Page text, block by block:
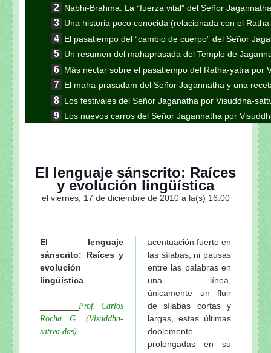
Nabhi-Brahma: La “fuerza vital” del Señor
Una historia poco conocida (relacionada con el
El pasatiempo del “cambio de cuerpo” del Señor
Un resumen del mahaprasada del Templo de
Más néctar sobre el pasatiempo del Ratha-yatra por
El maha-prasadam del Señor Jagannatha y una
Los festivales del Señor Jaganatha por Visuddha-
Los nuevos carros del Señor Jagannatha por
Continuación de la nota anterior: Jaganatha Puri
Continuación de la nota anterior: Aunque
Continuación de la nota anterior: “El encuentro en
esotérico del Ratha-yatra”
Continuación: "Los pasatiempos del Ratha-yatra"
Continuación de la nota anterior: Las formas
Continuación de la nota anterior "En el camino a
Sripad Aindra Prabhu tirobhava-tithi 2011 de
Sri Lalitastakam de Visuddha-sattva Das
El peligro de ir a Vrindavana de Visuddha-sattva Das
Continuación: Sobre Lalita-sakhi de Visuddha-
Los pujaris del Señor Jagannatha de Visuddha-
Los rituales diarios del Señor Jagannatha de
El lenguaje sánscrito: Raíces
y evolución lingüística
el viernes, 17 de diciembre de 2010 a la(s) 16:00
El lenguaje
sánscrito: Raíces y
evolución
lingüística
Prof. Carlos
Rocha G. (Visuddha-
sattva das)---
acentuación fuerte en
las sílabas, ni pausas
entre las palabras en
una línea,
únicamente un fluir
de sílabas cortas y
largas, estas últimas
doblemente
prolongadas en su